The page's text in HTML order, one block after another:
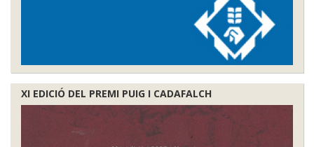
XI EDICIÓ DEL PREMI PUIG I CADAFALCH